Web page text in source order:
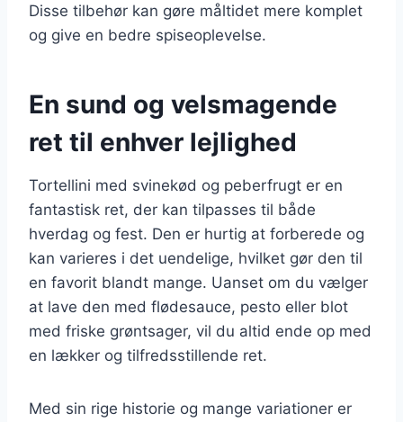
Disse tilbehør kan gøre måltidet mere komplet
og give en bedre spiseoplevelse.
En sund og velsmagende
ret til enhver lejlighed
Tortellini med svinekød og peberfrugt er en
fantastisk ret, der kan tilpasses til både
hverdag og fest. Den er hurtig at forberede og
kan varieres i det uendelige, hvilket gør den til
en favorit blandt mange. Uanset om du vælger
at lave den med flødesauce, pesto eller blot
med friske grøntsager, vil du altid ende op med
en lækker og tilfredsstillende ret.
Med sin rige historie og mange variationer er